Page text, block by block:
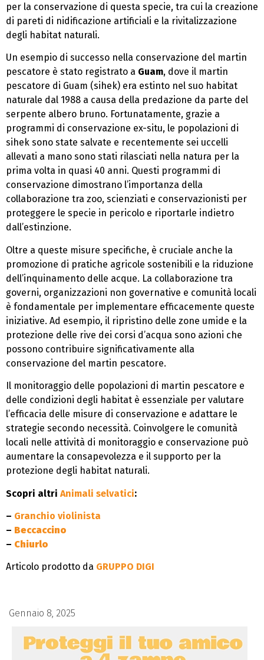
per la conservazione di questa specie, tra cui la creazione
di pareti di nidificazione artificiali e la rivitalizzazione
degli habitat naturali.
Un esempio di successo nella conservazione del martin
pescatore è stato registrato a Guam, dove il martin
pescatore di Guam (sihek) era estinto nel suo habitat
naturale dal 1988 a causa della predazione da parte del
serpente albero bruno. Fortunatamente, grazie a
programmi di conservazione ex-situ, le popolazioni di
sihek sono state salvate e recentemente sei uccelli
allevati a mano sono stati rilasciati nella natura per la
prima volta in quasi 40 anni. Questi programmi di
conservazione dimostrano l’importanza della
collaborazione tra zoo, scienziati e conservazionisti per
proteggere le specie in pericolo e riportarle indietro
dall’estinzione.
Oltre a queste misure specifiche, è cruciale anche la
promozione di pratiche agricole sostenibili e la riduzione
dell’inquinamento delle acque. La collaborazione tra
governi, organizzazioni non governative e comunità locali
è fondamentale per implementare efficacemente queste
iniziative. Ad esempio, il ripristino delle zone umide e la
protezione delle rive dei corsi d’acqua sono azioni che
possono contribuire significativamente alla
conservazione del martin pescatore.
Il monitoraggio delle popolazioni di martin pescatore e
delle condizioni degli habitat è essenziale per valutare
l’efficacia delle misure di conservazione e adattare le
strategie secondo necessità. Coinvolgere le comunità
locali nelle attività di monitoraggio e conservazione può
aumentare la consapevolezza e il supporto per la
protezione degli habitat naturali.
Scopri altri Animali selvatici:
– Granchio violinista
– Beccaccino
– Chiurlo
Articolo prodotto da GRUPPO DIGI
Gennaio 8, 2025